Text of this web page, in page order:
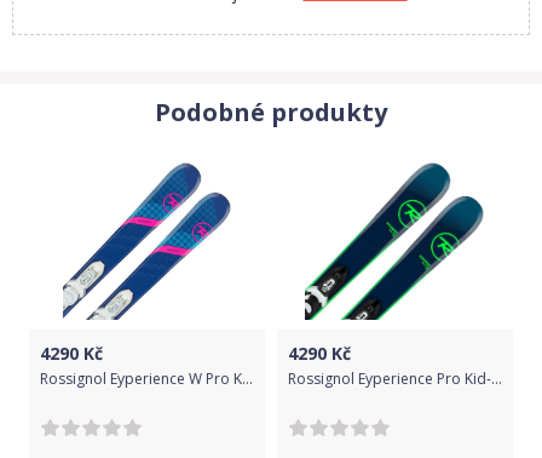
Podobné produkty
4290 Kč
Rossignol Eyperience W Pro Kid-X + vázání Kid-X 4 B76 Wht/Silv 116
4290 Kč
Rossignol Eyperience Pro Kid-X + vázání Kid-X 4 B76 Bk/Wht 116